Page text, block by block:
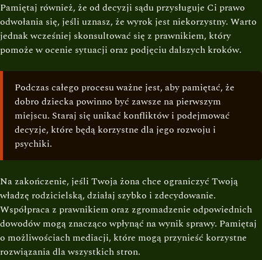
Pamiętaj również, że od decyzji sądu przysługuje Ci prawo
odwołania się, jeśli uznasz, że wyrok jest niekorzystny. Warto
jednak wcześniej skonsultować się z prawnikiem, który
pomoże w ocenie sytuacji oraz podjęciu dalszych kroków.
Podczas całego procesu ważne jest, aby pamiętać, że
dobro dziecka powinno być zawsze na pierwszym
miejscu. Staraj się unikać konfliktów i podejmować
decyzje, które będą korzystne dla jego rozwoju i
psychiki.
Na zakończenie, jeśli Twoja żona chce ograniczyć Twoją
władzę rodzicielską, działaj szybko i zdecydowanie.
Współpraca z prawnikiem oraz zgromadzenie odpowiednich
dowodów mogą znacząco wpłynąć na wynik sprawy. Pamiętaj
o możliwościach mediacji, które mogą przynieść korzystne
rozwiązania dla wszystkich stron.